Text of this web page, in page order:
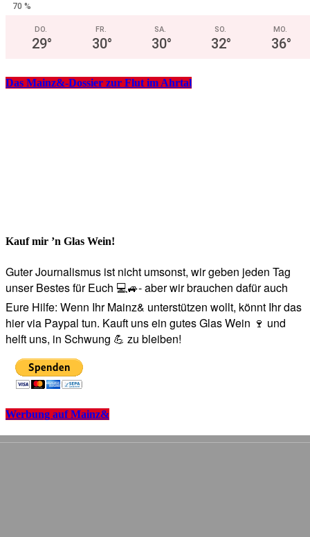
70 %
DO.
29°
FR.
30°
SA.
30°
SO.
32°
MO.
36°
Das Mainz&-Dossier zur Flut im Ahrtal
Kauf mir ’n Glas Wein!
Guter Journalismus ist nicht umsonst, wir geben jeden Tag
unser Bestes für Euch 💻🚙- aber wir brauchen dafür auch
Eure Hilfe: Wenn Ihr Mainz& unterstützen wollt, könnt Ihr das
hier via Paypal tun. Kauft uns ein gutes Glas Wein 🍷 und
helft uns, in Schwung 💪 zu bleiben!
Werbung auf Mainz&